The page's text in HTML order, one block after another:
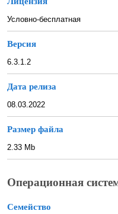
Условно-бесплатная
Версия
6.3.1.2
Дата релиза
08.03.2022
Размер файла
2.33 Mb
Операционная
Семейство